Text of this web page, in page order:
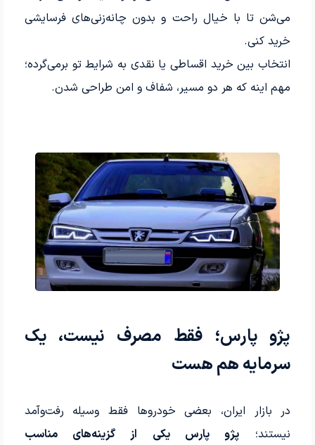
می‌شن تا با خیال راحت و بدون چانه‌زنی‌های فرسایشی
خرید کنی.
انتخاب بین خرید اقساطی یا نقدی به شرایط تو برمی‌گرده؛
مهم اینه که هر دو مسیر، شفاف و امن طراحی شدن.
پژو پارس؛ فقط مصرف نیست، یک
سرمایه هم هست
در بازار ایران، بعضی خودروها فقط وسیله رفت‌وآمد
نیستند؛پژو پارس یکی از گزینه‌های مناسب